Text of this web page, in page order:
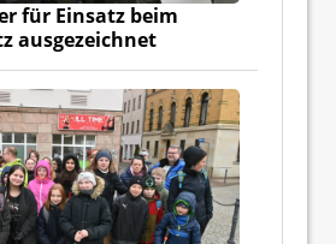
für Einsatz beim
ausgezeichnet